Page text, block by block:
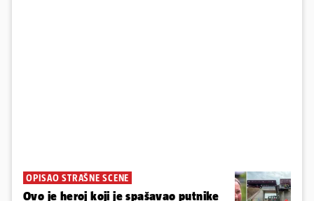
OPISAO STRAŠNE SCENE
Ovo je heroj koji je spašavao putnike